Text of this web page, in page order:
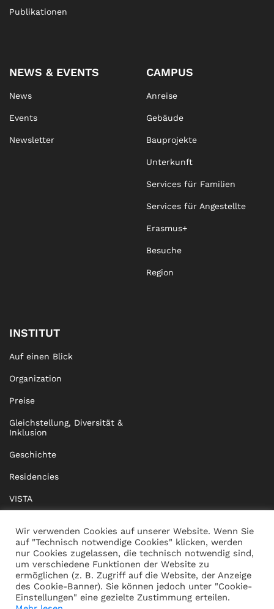
Publikationen
NEWS & EVENTS
News
Events
Newsletter
CAMPUS
Anreise
Gebäude
Bauprojekte
Unterkunft
Services für Familien
Services für Angestellte
Erasmus+
Besuche
Region
INSTITUT
Auf einen Blick
Organization
Preise
Gleichstellung, Diversität &
Inklusion
Geschichte
Residencies
VISTA
BRIDGE Network
Dokumente
Wir verwenden Cookies auf unserer Website. Wenn Sie
auf "Technisch notwendige Cookies" klicken, werden
nur Cookies zugelassen, die technisch notwendig sind,
um verschiedene Funktionen der Website zu
ermöglichen (z. B. Zugriff auf die Website, der Anzeige
des Cookie-Banner). Sie können jedoch unter "Cookie-
Einstellungen" eine gezielte Zustimmung erteilen.